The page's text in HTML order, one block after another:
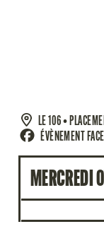
LE 106•
ÉVÈNEMENT
MERCREDI